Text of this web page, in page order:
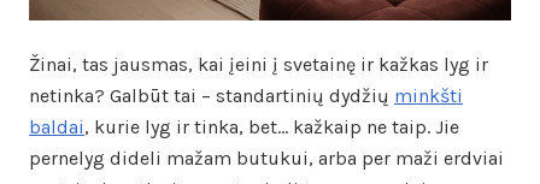
Žinai, tas jausmas, kai įeini į svetainę ir kažkas lyg ir
netinka? Galbūt tai – standartinių dydžių minkšti
baldai, kurie lyg ir tinka, bet… kažkaip ne taip. Jie
pernelyg dideli mažam butukui, arba per maži erdviai